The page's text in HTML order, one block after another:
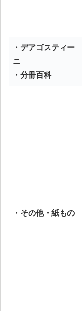
・デアゴスティー
ニ
・分冊百科
・その他・紙もの